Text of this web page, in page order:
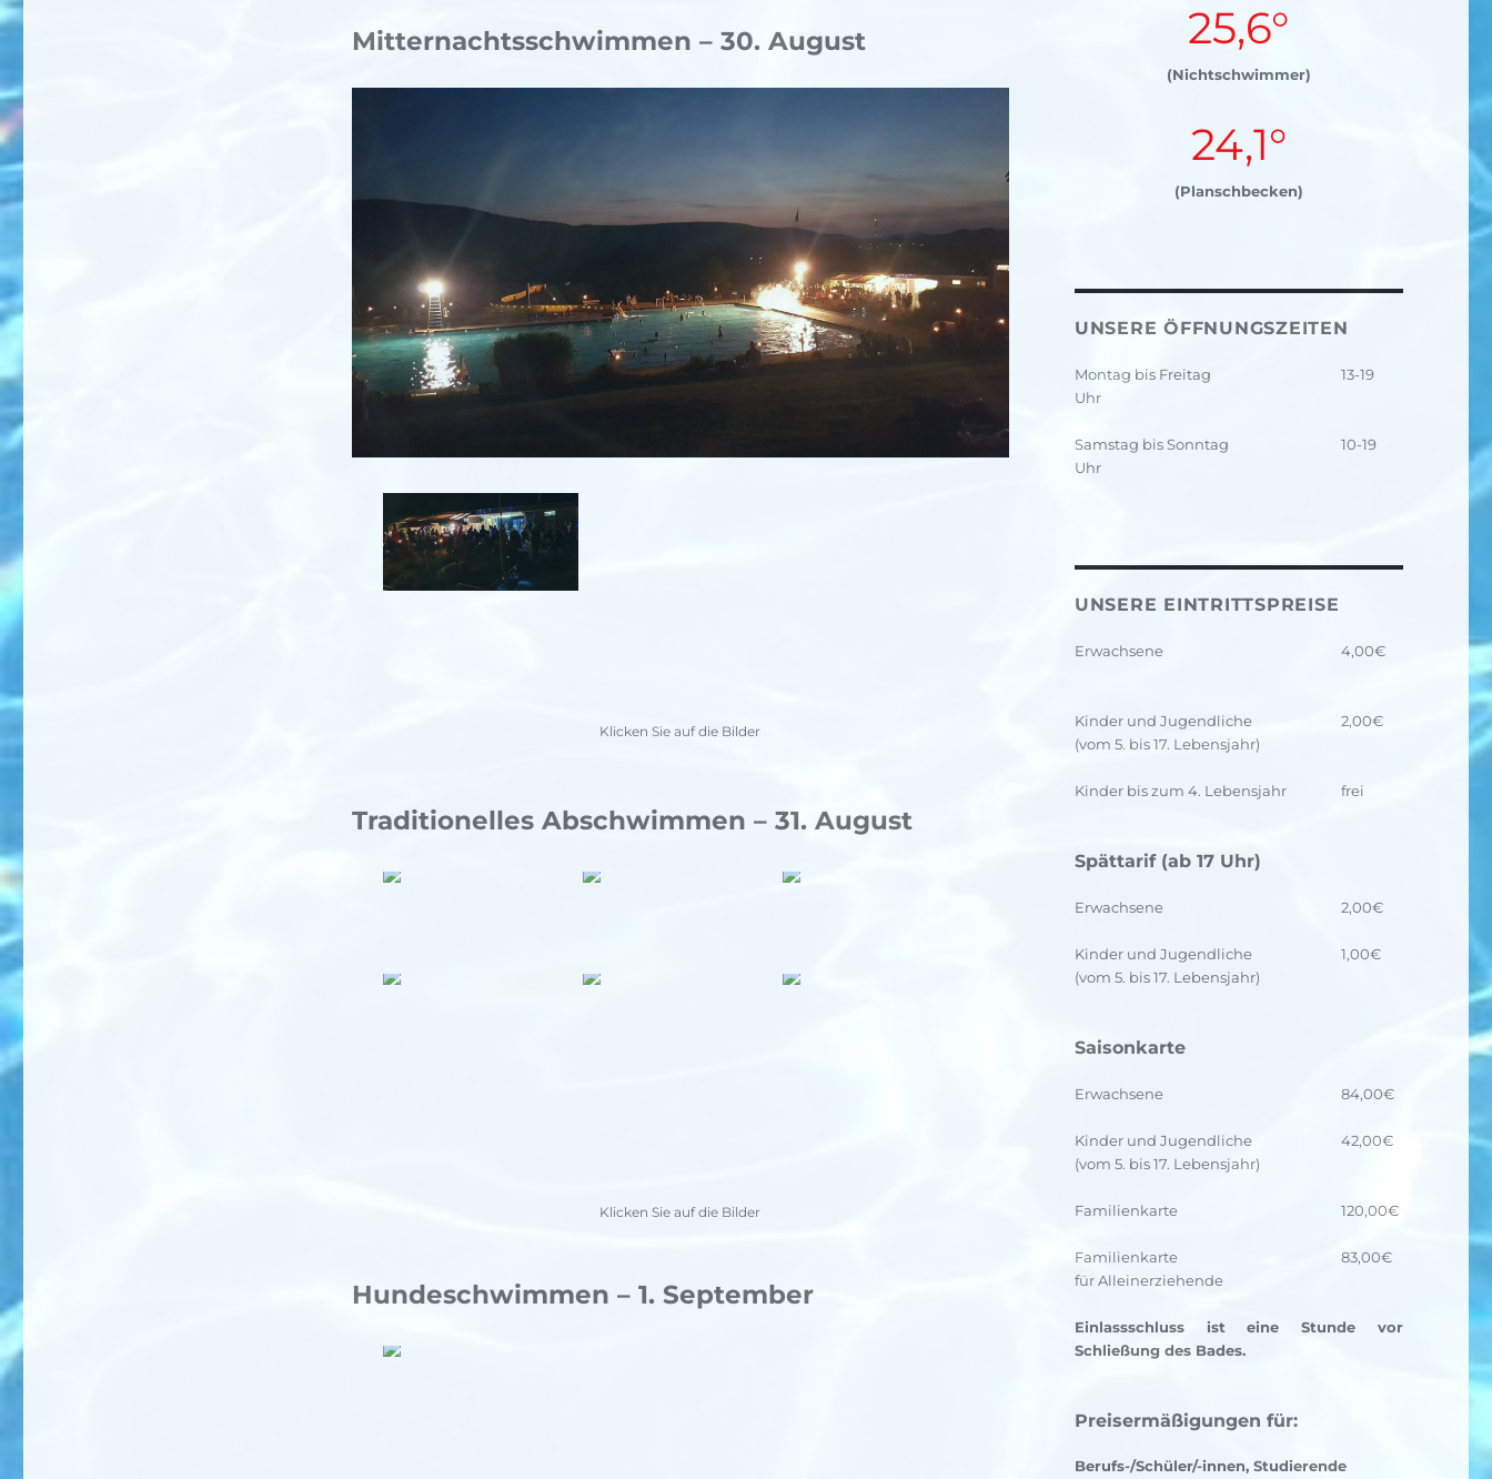
Mitternachtsschwimmen – 30. August
Klicken Sie auf die Bilder
Traditionelles Abschwimmen – 31. August
Klicken Sie auf die Bilder
Hundeschwimmen – 1. September
25,6°
(Nichtschwimmer)
24,1°
(Planschbecken)
UNSERE ÖFFNUNGSZEITEN
Montag bis Freitag
13-19
Uhr
Samstag bis Sonntag
10-19
Uhr
UNSERE EINTRITTSPREISE
Erwachsene 4,00€
Kinder und Jugendliche
(vom 5. bis 17. Lebensjahr)
2,00€
Kinder bis zum 4. Lebensjahr frei
Spättarif (ab 17 Uhr)
Erwachsene 2,00€
Kinder und Jugendliche
(vom 5. bis 17. Lebensjahr)
1,00€
Saisonkarte
Erwachsene 84,00€
Kinder und Jugendliche
(vom 5. bis 17. Lebensjahr)
42,00€
Familienkarte 120,00€
Familienkarte
für Alleinerziehende
83,00€
Einlassschluss ist eine Stunde vor
Schließung des Bades.
Preisermäßigungen für:
Berufs-/Schüler/-innen, Studierende